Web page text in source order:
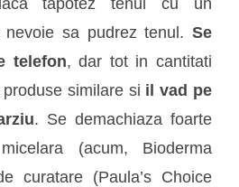
sa pudrez tenul. Se
telefon, dar tot in cantitati
similare si il vad pe
. Se demachiaza foarte
(acum, Bioderma
curatare (Paula’s Choice